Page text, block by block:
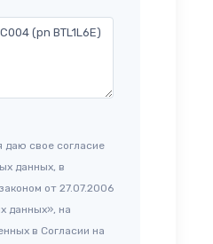
даю свое согласие
данных, в
от 27.07.2006
данных», на
в Согласии на